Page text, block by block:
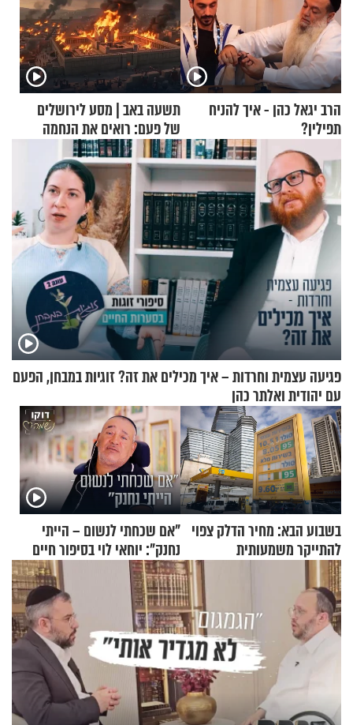
הרב יגאל כהן - איך להניח
תפילין?
תשעה באב | מסע לירושלים
של פעם: רואים את הנחמה
פגיעה עצמית וחרדות – איך מכילים את זה? זוגיות במבחן, הפעם
עם יהודית ואלתר כהן
בשבוע הבא: מחיר הדלק צפוי
להתייקר משמעותית
"אם שכחתי לנשום – הייתי
נחנק": יוחאי לוי בסיפור חיים
מעורר השראה